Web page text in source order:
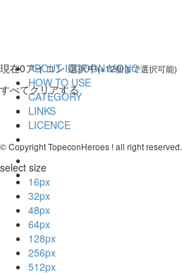
現在0アイコン 選択中(※12個まで選択可能)
すべてクリアする
select size
16px
32px
48px
64px
128px
256px
512px
ABOUT ICOOON MONO
HOW TO USE
CATEGORY
LINKS
LICENCE
© Copyright TopeconHeroes ! all right reserved.